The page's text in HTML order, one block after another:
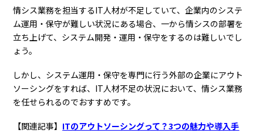
情シス業務を担当するIT人材が不足していて、企業内のシステ
ム運用・保守が難しい状況にある場合、一から情シスの部署を
立ち上げて、システム開発・運用・保守をするのは難しいでし
ょう。
しかし、システム運用・保守を専門に行う外部の企業にアウト
ソーシングをすれば、IT人材不足の状況において、情シス業務
を任せられるのでおすすめです。
【関連記事】 ITのアウトソーシングって？3つの魅力や導入手